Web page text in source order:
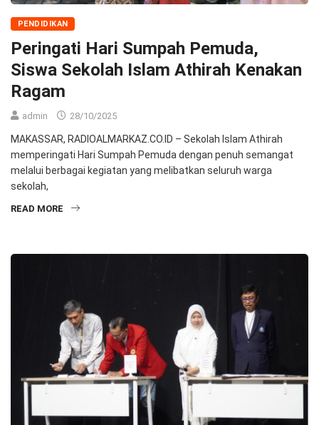
PENDIDIKAN
Peringati Hari Sumpah Pemuda,
Siswa Sekolah Islam Athirah Kenakan
Ragam
admin 28/10/2025
MAKASSAR, RADIOALMARKAZ.CO.ID – Sekolah Islam Athirah
memperingati Hari Sumpah Pemuda dengan penuh semangat
melalui berbagai kegiatan yang melibatkan seluruh warga
sekolah,
READ MORE